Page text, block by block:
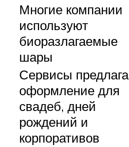
Многие компании
используют
биоразлагаемые
шары
Сервисы
оформление для
свадеб, дней
рождений и
корпоративов